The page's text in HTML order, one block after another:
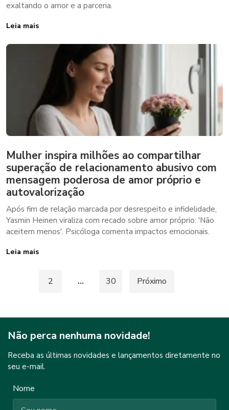
exaltando o amor e a parceria.
Leia mais
Mulher inspira milhões ao compartilhar
superação de relacionamento abusivo com
mensagem poderosa de amor próprio e
autovalorização
Após fim de relação marcada por desrespeito e infidelidade,
Yasmin Heinen viraliza com recado sobre amor próprio: 'Não
aceitem menos'. Psicóloga comenta impactos emocionais.
Leia mais
Paginação
2 … 30 Próximo
Não perca nenhuma novidade!
Receba as últimas novidades e lançamentos diretamente no
seu e-mail.
Nome